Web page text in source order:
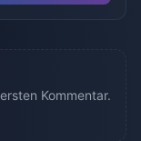
Kommentar.